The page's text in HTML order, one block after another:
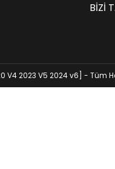
BIZI
2023 V5 2024 v6] - Tüm